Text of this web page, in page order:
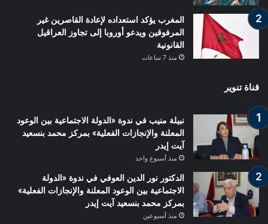
المغرب يؤكد استعداده لإعادة القاصرين غير
المرفوقين ويدعو أوروبا إلى تجاوز العراقيل
القانونية
منذ 7 ساعات
قناة تنوير
نبيلة منيب في ندوة «الدولة الاجتماعية بين الوعود
المعلنة والإنجازات الفعلية» بمركز محمد بنسعيد
آيت إيدر
منذ أسبوع واحد
الدكتور نور الدين العوفي في ندوة «الدولة
الاجتماعية بين الوعود المعلنة والإنجازات الفعلية»
بمركز محمد بنسعيد آيت إيدر
منذ أسبوعين